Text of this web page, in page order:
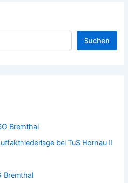
Suchen
Bremthal
bei TuS Hornau II
Bremthal